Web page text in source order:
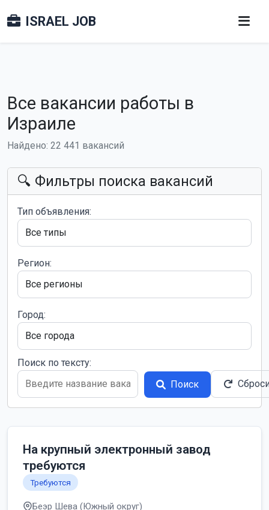
ISRAEL JOB
Все вакансии работы в
Израиле
Найдено: 22 441 вакансий
🔍 Фильтры поиска вакансий
Тип объявления:
Регион:
Город:
Поиск по тексту:
Поиск
На крупный электронный завод
требуются
Требуются
Беэр Шева (Южный округ)